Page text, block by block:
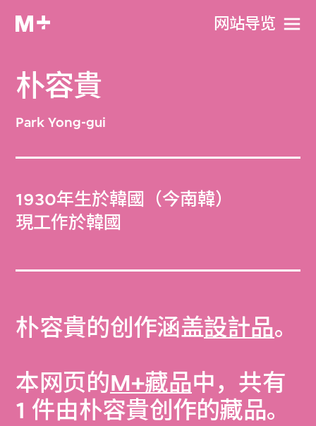
网站导览
朴容貴
Park Yong-gui
1930年生於韓國（今南韓）
現工作於韓國
朴容貴的创作涵盖設計品。
本网页的M+藏品中，共有
1 件由朴容貴创作的藏品。